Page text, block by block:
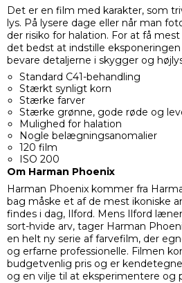
Det er en film med karakter, som
lys. På lysere dage eller når man
der risiko for halation. For at få
det bedst at indstille
bevare detaljerne i skygger og
Standard C41-behandling
Stærkt synligt korn
Stærke farver
Stærke grønne, gode røde og
Mulighed for halation
Nogle belægningsanomalier
120 film
ISO 200
Om Harman Phoenix
Harman Phoenix kommer fra
bag måske et af de mest ikoniske
findes i dag, Ilford. Mens Ilford
sort-hvide arv, tager Harman
en helt ny serie af farvefilm, der
og erfarne professionelle. Filmen
budgetvenlig pris og er
og en vilje til at eksperimentere og